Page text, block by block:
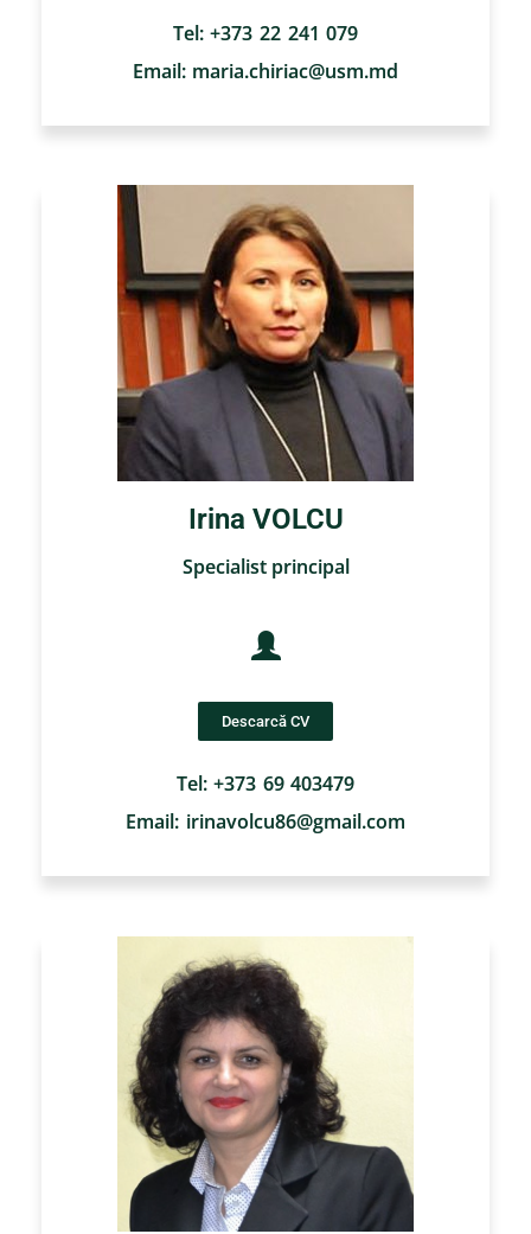
Tel: +373 22 241 079
Email: maria.chiriac@usm.md
Irina VOLCU
Specialist principal
Descarcă CV
Tel: +373 69 403479
Email: irinavolcu86@gmail.com